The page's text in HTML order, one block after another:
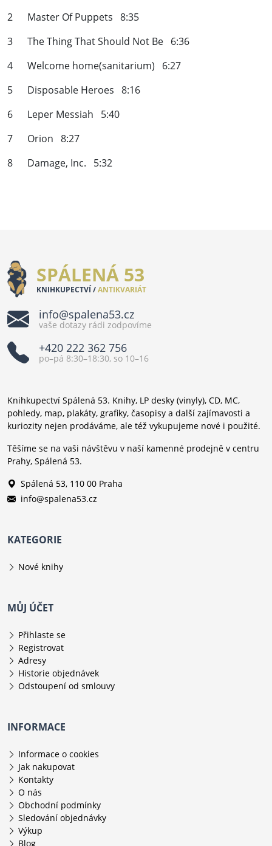
2 Master Of Puppets 8:35
3 The Thing That Should Not Be 6:36
4 Welcome home(sanitarium) 6:27
5 Disposable Heroes 8:16
6 Leper Messiah 5:40
7 Orion 8:27
8 Damage, Inc. 5:32
SPÁLENÁ 53
KNIHKUPECTVÍ /ANTIKVARIÁT
info@spalena53.cz
vaše dotazy rádi zodpovíme
+420 222 362 756
po–pá 8:30–18:30, so 10–16
Knihkupectví Spálená 53. Knihy, LP desky (vinyly), CD, MC,
pohledy, map, plakáty, grafiky, časopisy a další zajímavosti a
kuriozity nejen prodáváme, ale též vykupujeme nové i použité.
Těšíme se na vaši návštěvu v naší kamenné prodejně v centru
Prahy, Spálená 53.
Spálená 53, 110 00 Praha
info@spalena53.cz
KATEGORIE
Nové knihy
MŮJ ÚČET
Přihlaste se
Registrovat
Adresy
Historie objednávek
Odstoupení od smlouvy
INFORMACE
Informace o cookies
Jak nakupovat
Kontakty
O nás
Obchodní podmínky
Sledování objednávky
Výkup
Blog